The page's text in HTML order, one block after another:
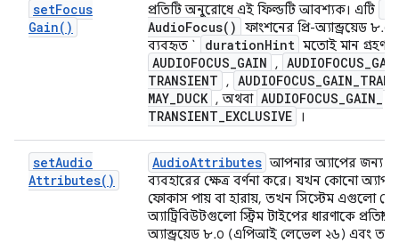
setFocus
Gain( )
প্রতিটি অনুরোধে এই ফিল্ডটি আবশ্যক। এটি
AudioFocus( )
ফাংশনের প্রি-অ্যান্ড্রয়েড ৮.০
ব্যবহৃত `
durationHint মতোই মান গ্রহণ
AUDIOFOCUS_GAIN , AUDIOFOCUS_
TRANSIENT
, AUDIOFOCUS_GAIN_
MAY_DUCK , অথবা AUDIOFOCUS_GAIN_
TRANSIENT_EXCLUSIVE ।
setAudio
Attributes( )
AudioAttributes আপনার অ্যাপের জন্য
ব্যবহারের ক্ষেত্র বর্ণনা করে। যখন কোনো অ্যাপ
ফোকাস পায় বা হারায়, তখন সিস্টেম এগুলো
অ্যাট্রিবিউটগুলো স্ট্রিম টাইপের ধারণাকে
অ্যান্ড্রয়েড ৮.০ (এপিআই লেভেল ২৬) এবং তার